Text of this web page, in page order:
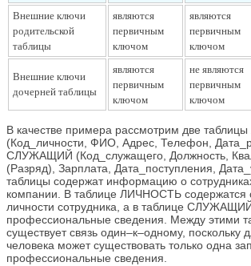
Внешние ключи
родительской
таблицы
являются
первичным
ключом
являются
первичным
ключом
Внешние ключи
дочерней таблицы
являются
первичным
ключом
не являются
первичным
ключом
В качестве примера рассмотрим две
(Код_личности, ФИО, Адрес, Телефон,
СЛУЖАЩИЙ (Код_служащего, Должность,
(Разряд), Зарплата, Дата_поступления,
таблицы содержат информацию о
компании. В таблице ЛИЧНОСТЬ содержатся
личности сотрудника, а в таблице
профессиональные сведения. Между этими
существует связь один–к–одному, поскольку
человека может существовать только одна
профессиональные сведения.